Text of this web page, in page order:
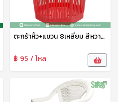
ตะกร้าหิ้ว+แขวน 8เหลี่ยม สีหวาน WN.5959 WN PT
฿ 95 / โหล